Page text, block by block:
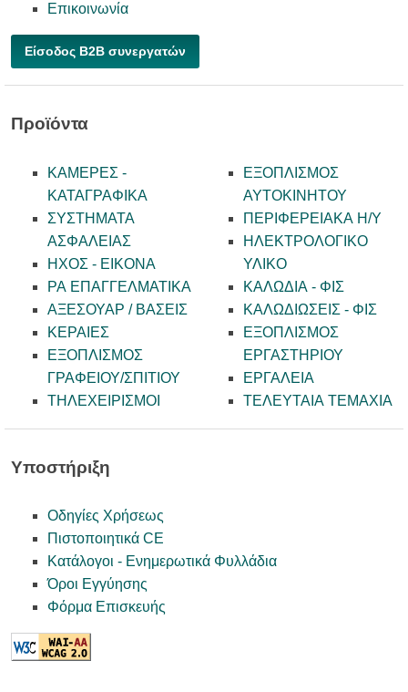
Επικοινωνία
Είσοδος B2B συνεργατών
Προϊόντα
ΚΑΜΕΡΕΣ -
KATAΓΡΑΦΙΚΑ
ΣΥΣΤΗΜΑΤΑ
ΑΣΦΑΛΕΙΑΣ
ΗΧΟΣ - ΕΙΚΟΝΑ
PA ΕΠΑΓΓΕΛΜΑΤΙΚΑ
ΑΞΕΣΟΥΑΡ / ΒΑΣΕΙΣ
ΚΕΡΑΙΕΣ
ΕΞΟΠΛΙΣΜΟΣ
ΓΡΑΦΕΙΟΥ/ΣΠΙΤΙΟΥ
ΤΗΛΕΧΕΙΡΙΣΜΟΙ
ΕΞΟΠΛΙΣΜΟΣ
ΑΥΤΟΚΙΝΗΤΟΥ
ΠΕΡΙΦΕΡΕΙΑΚΑ Η/Υ
ΗΛΕΚΤΡΟΛΟΓΙΚΟ
ΥΛΙΚΟ
ΚΑΛΩΔΙΑ - ΦΙΣ
ΚΑΛΩΔΙΩΣΕΙΣ - ΦΙΣ
ΕΞΟΠΛΙΣΜΟΣ
ΕΡΓΑΣΤΗΡΙΟΥ
ΕΡΓΑΛΕΙΑ
ΤΕΛΕΥΤΑΙΑ ΤΕΜΑΧΙΑ
Υποστήριξη
Οδηγίες Χρήσεως
Πιστοποιητικά CE
Κατάλογοι - Ενημερωτικά Φυλλάδια
Όροι Εγγύησης
Φόρμα Επισκευής